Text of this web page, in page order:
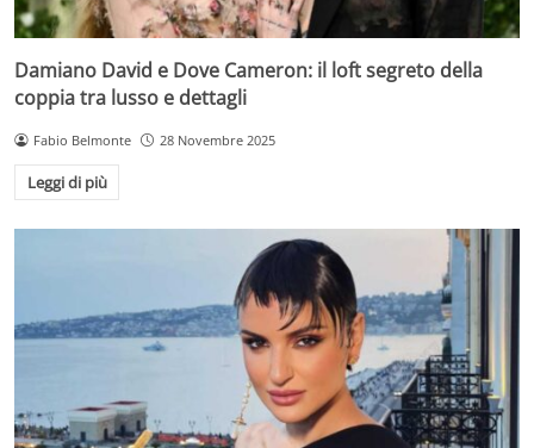
Damiano David e Dove Cameron: il loft segreto della
coppia tra lusso e dettagli
Fabio Belmonte 28 Novembre 2025
Leggi di più